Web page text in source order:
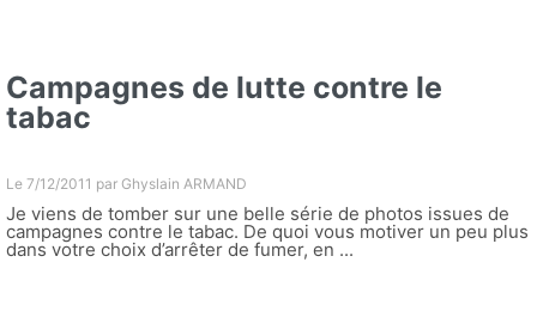
Campagnes de lutte contre le
tabac
Le 7/12/2011 par Ghyslain ARMAND
Je viens de tomber sur une belle série de photos issues de
campagnes contre le tabac. De quoi vous motiver un peu plus
dans votre choix d’arrêter de fumer, en ...